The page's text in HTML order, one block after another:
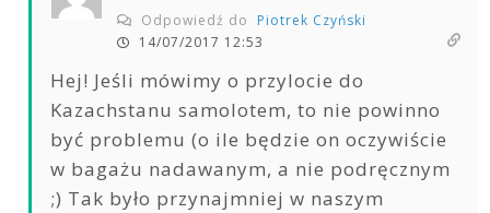
Odpowiedź do Piotrek Czyński
14/07/2017 12:53
Hej! Jeśli mówimy o przylocie do
Kazachstanu samolotem, to nie powinno
być problemu (o ile będzie on oczywiście
w bagażu nadawanym, a nie podręcznym
;) Tak było przynajmniej w naszym